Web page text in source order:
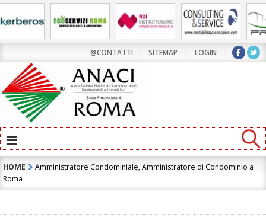
@CONTATTI SITEMAP LOGIN
≡
HOME
Amministratore Condominiale, Amministratore di Condominio a
Roma
Contatta l'Amministratore di Condominio:
GABRIELE TANZINI